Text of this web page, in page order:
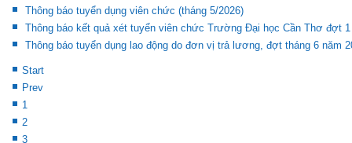
Thông báo tuyển dụng viên chức (tháng 5/2026)
Thông báo kết quả xét tuyển viên chức Trường Đại học Cần Thơ đợt 1
Thông báo tuyển dụng lao động do đơn vị trả lương, đợt tháng 6 năm
Start
Prev
1
2
3